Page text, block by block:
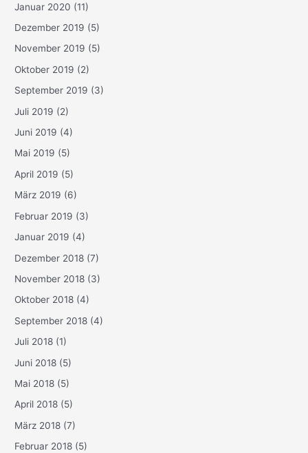
Januar 2020 (11)
Dezember 2019 (5)
November 2019 (5)
Oktober 2019 (2)
September 2019 (3)
Juli 2019 (2)
Juni 2019 (4)
Mai 2019 (5)
April 2019 (5)
März 2019 (6)
Februar 2019 (3)
Januar 2019 (4)
Dezember 2018 (7)
November 2018 (3)
Oktober 2018 (4)
September 2018 (4)
Juli 2018 (1)
Juni 2018 (5)
Mai 2018 (5)
April 2018 (5)
März 2018 (7)
Februar 2018 (5)